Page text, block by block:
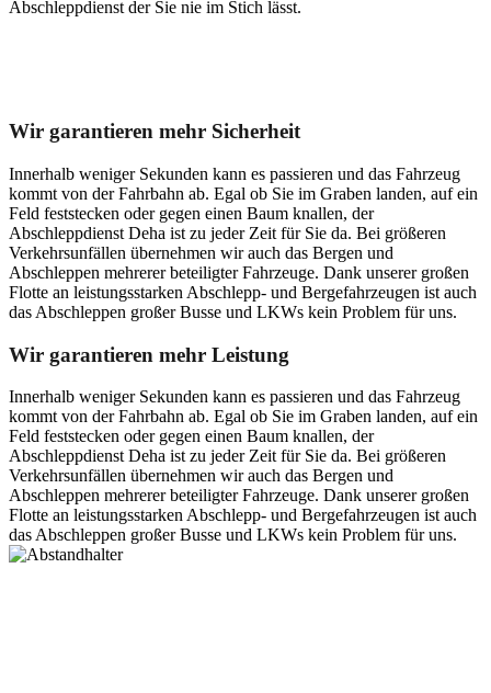
Abschleppdienst der Sie nie im Stich lässt.
Wir garantieren mehr Sicherheit
Innerhalb weniger Sekunden kann es passieren und das Fahrzeug
kommt von der Fahrbahn ab. Egal ob Sie im Graben landen, auf ein
Feld feststecken oder gegen einen Baum knallen, der
Abschleppdienst Deha ist zu jeder Zeit für Sie da. Bei größeren
Verkehrsunfällen übernehmen wir auch das Bergen und
Abschleppen mehrerer beteiligter Fahrzeuge. Dank unserer großen
Flotte an leistungsstarken Abschlepp- und Bergefahrzeugen ist auch
das Abschleppen großer Busse und LKWs kein Problem für uns.
Wir garantieren mehr Leistung
Innerhalb weniger Sekunden kann es passieren und das Fahrzeug
kommt von der Fahrbahn ab. Egal ob Sie im Graben landen, auf ein
Feld feststecken oder gegen einen Baum knallen, der
Abschleppdienst Deha ist zu jeder Zeit für Sie da. Bei größeren
Verkehrsunfällen übernehmen wir auch das Bergen und
Abschleppen mehrerer beteiligter Fahrzeuge. Dank unserer großen
Flotte an leistungsstarken Abschlepp- und Bergefahrzeugen ist auch
das Abschleppen großer Busse und LKWs kein Problem für uns.